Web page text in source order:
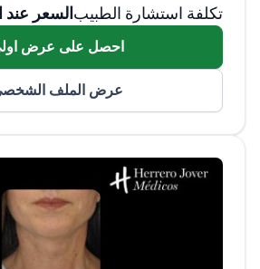
والنادرة. يساعد الأطفال
يعتبر البروفيسور أنطونيو
فوربس ، الطبعة العالمية
تكلفة استشارة الطبيب السعر
احصل على عرض
عرض الملف